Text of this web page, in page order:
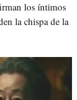
los íntimos
la chispa de la